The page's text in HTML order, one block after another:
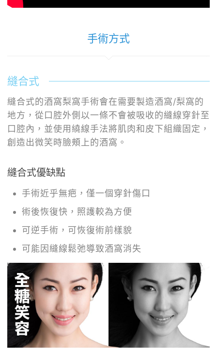
手術方式
縫合式
縫合式的酒窩梨窩手術會在需要製造酒窩/梨窩的
地方，從口腔外側以一條不會被吸收的縫線穿針至
口腔內，並使用繞線手法將肌肉和皮下組織固定，
創造出微笑時臉頰上的酒窩。
縫合式優缺點
手術近乎無疤，僅一個穿針傷口
術後恢復快，照護較為方便
可逆手術，可恢復術前樣貌
可能因縫線鬆弛導致酒窩消失